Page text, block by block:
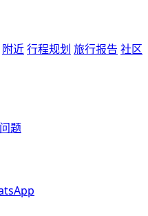
附近行程规划 旅行报告 社区
题